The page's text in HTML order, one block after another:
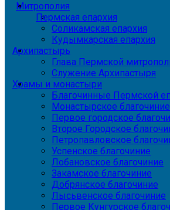
Митрополия
Пермская епархия
Соликамская епархия
Кудымкарская епархия
Архипастырь
Глава Пермской
Служение Архипастыря
Храмы и монастыри
Благочинные Пермской
Монастырское благочиние
Первое городское
Второе Городское
Петропавловское
Успенское благочиние
Лобановское благочиние
Закамское благочиние
Добрянское благочиние
Лысьвенское благочиние
Первое Кунгурское